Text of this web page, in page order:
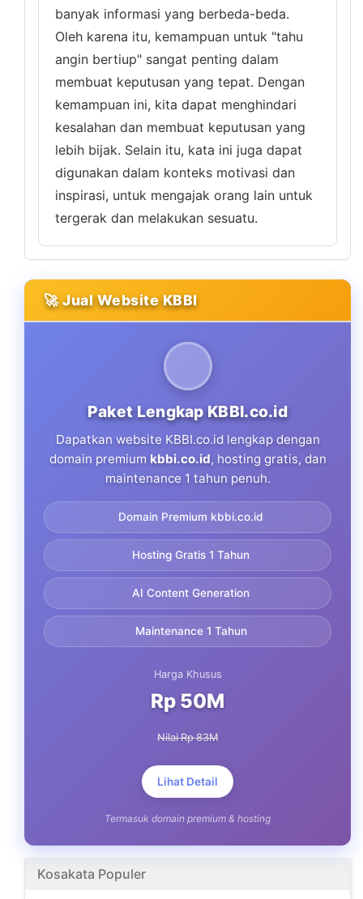
banyak informasi yang berbeda-beda.
Oleh karena itu, kemampuan untuk "tahu
angin bertiup" sangat penting dalam
membuat keputusan yang tepat. Dengan
kemampuan ini, kita dapat menghindari
kesalahan dan membuat keputusan yang
lebih bijak. Selain itu, kata ini juga dapat
digunakan dalam konteks motivasi dan
inspirasi, untuk mengajak orang lain untuk
tergerak dan melakukan sesuatu.
🚀 Jual Website KBBI
Paket Lengkap KBBI.co.id
Dapatkan website KBBI.co.id lengkap dengan
domain premium kbbi.co.id, hosting gratis, dan
maintenance 1 tahun penuh.
Domain Premium kbbi.co.id
Hosting Gratis 1 Tahun
AI Content Generation
Maintenance 1 Tahun
Harga Khusus
Rp 50M
Nilai Rp 83M
Lihat Detail
Termasuk domain premium & hosting
Kosakata Populer